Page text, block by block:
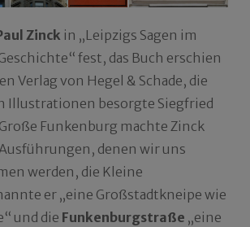
Zinck in „Leipzigs Sagen im
fest, das Buch erschien
Verlag von Hegel & Schade, die
Illustrationen besorgte Siegfried
Funkenburg machte Zinck
denen wir uns
werden, die Kleine
er „eine Großstadtkneipe wie
und die Funkenburgstraße „eine